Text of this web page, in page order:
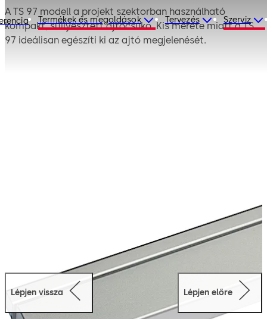
Termékek és megoldások Tervezés Szerviz
A TS 97 modell a projekt szektorban használható
kompakt, süllyesztett ajtócsukó. Kis mérete miatt a TS
97 ideálisan egészíti ki az ajtó megjelenését.
Lépjen vissza Lépjen előre